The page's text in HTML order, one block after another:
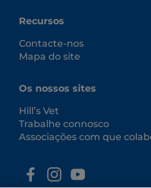
Recursos
Contacte-nos
Mapa do site
Os nossos sites
Hill’s Vet
Trabalhe connosco
Associações com que